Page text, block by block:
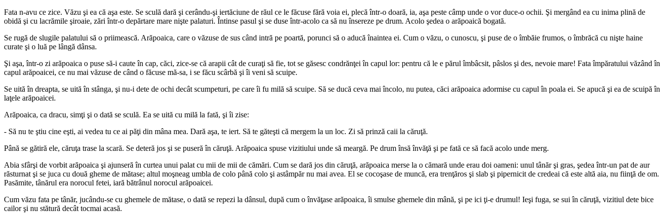
Fata n-avu ce zice. Văzu şi ea că aşa este. Se sculă dară şi cerându-şi iertăciune de răul ce le făcuse fără voia ei, plecă într-o doară, ia, aşa peste câmp unde o vor duce-o ochii. Şi mergând ea cu inima plină de
obidă şi cu lacrămile şiroaie, zări într-o depărtare mare nişte palaturi. Întinse pasul şi se duse într-acolo ca să nu însereze pe drum. Acolo şedea o arăpoaică bogată.
Se rugă de slugile palatului să o priimească. Arăpoaica, care o văzuse de sus când intră pe poartă, porunci să o aducă înaintea ei. Cum o văzu, o cunoscu, şi puse de o îmbăie frumos, o îmbrăcă cu nişte haine
curate şi o luă pe lângă dânsa.
Şi aşa, într-o zi arăpoaica o puse să-i caute în cap, căci, zice-se că arapii cât de curaţi să fie, tot se găsesc condrănţei în capul lor: pentru că le e părul îmbâcsit, pâslos şi des, nevoie mare! Fata împăratului văzând în
capul arăpoaicei, ce nu mai văzuse de când o făcuse mă-sa, i se făcu scârbă şi îi veni să scuipe.
Se uită în dreapta, se uită în stânga, şi nu-i dete de ochi decât scumpeturi, pe care îi fu milă să scuipe. Să se ducă ceva mai încolo, nu putea, căci arăpoaica adormise cu capul în poala ei. Se apucă şi ea de scuipă în
laţele arăpoaicei.
Arăpoaica, ca dracu, simţi şi o dată se sculă. Ea se uită cu milă la fată, şi îi zise:
- Să nu te ştiu cine eşti, ai vedea tu ce ai păţi din mâna mea. Dară aşa, te iert. Să te găteşti că mergem la un loc. Zi să prinză caii la căruţă.
Până se gătiră ele, căruţa trase la scară. Se deteră jos şi se puseră în căruţă. Arăpoaica spuse vizitiului unde să meargă. Pe drum însă învăţă şi pe fată ce să facă acolo unde merg.
Abia sfârşi de vorbit arăpoaica şi ajunseră în curtea unui palat cu mii de mii de cămări. Cum se dară jos din căruţă, arăpoaica merse la o cămară unde erau doi oameni: unul tânăr şi gras, şedea într-un pat de aur
răsturnat şi se juca cu două gheme de mătase; altul moşneag umbla de colo până colo şi astâmpăr nu mai avea. El se cocoşase de muncă, era trenţăros şi slab şi pipernicit de credeai că este altă aia, nu fiinţă de om.
Pasămite, tânărul era norocul fetei, iară bătrânul norocul arăpoaicei.
Cum văzu fata pe tânăr, jucându-se cu ghemele de mătase, o dată se repezi la dânsul, după cum o învăţase arăpoaica, îi smulse ghemele din mână, şi pe ici ţi-e drumul! Ieşi fuga, se sui în căruţă, vizitiul dete bice
cailor şi nu stătură decât tocmai acasă.